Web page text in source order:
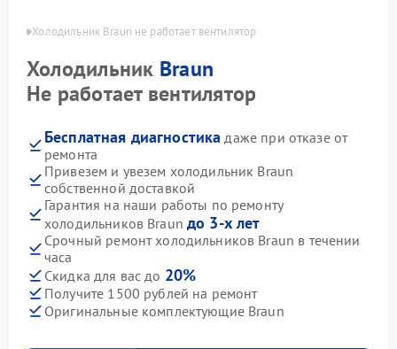
Холодильник Braun не работает вентилятор
Холодильник Braun
Не работает вентилятор
Бесплатная диагностика даже при отказе от
ремонта
Привезем и увезем холодильник Braun
собственной доставкой
Гарантия на наши работы по ремонту
холодильников Braunдо 3-х лет
Срочный ремонт холодильников Braun в течении
часа
Скидка для вас до 20%
Получите 1500 рублей на ремонт
Оригинальные комплектующие Braun